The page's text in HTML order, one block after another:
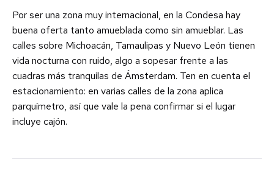
Por ser una zona muy internacional, en la Condesa hay
buena oferta tanto amueblada como sin amueblar. Las
calles sobre Michoacán, Tamaulipas y Nuevo León tienen
vida nocturna con ruido, algo a sopesar frente a las
cuadras más tranquilas de Ámsterdam. Ten en cuenta el
estacionamiento: en varias calles de la zona aplica
parquímetro, así que vale la pena confirmar si el lugar
incluye cajón.